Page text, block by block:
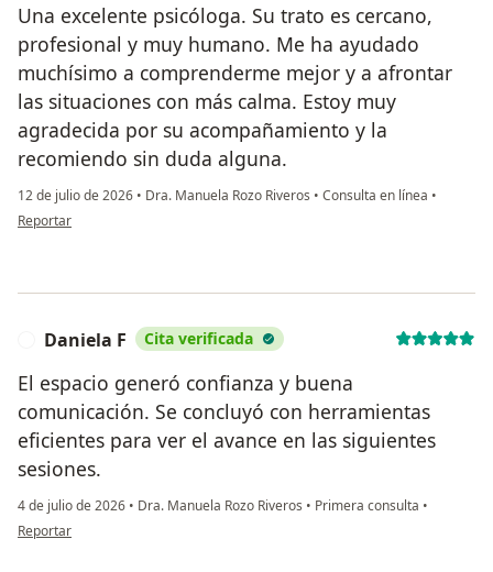
Una excelente psicóloga. Su trato es cercano,
profesional y muy humano. Me ha ayudado
muchísimo a comprenderme mejor y a afrontar
las situaciones con más calma. Estoy muy
agradecida por su acompañamiento y la
recomiendo sin duda alguna.
12 de julio de 2026 • Dra. Manuela Rozo Riveros • Consulta en línea •
en opinión del usuario Dani
Reportar
Daniela F Cita verificada
El espacio generó confianza y buena
comunicación. Se concluyó con herramientas
eficientes para ver el avance en las siguientes
sesiones.
4 de julio de 2026 • Dra. Manuela Rozo Riveros • Primera consulta •
en opinión del usuario Daniela F
Reportar